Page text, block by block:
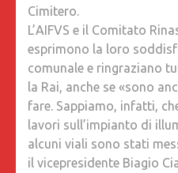
Cimitero.
L’AIFVS e il Comitato
esprimono la loro
comunale e ringraziano
la Rai, anche se «sono
fare. Sappiamo, infatti,
lavori sull’impianto di
alcuni viali sono stati
il vicepresidente Biagio